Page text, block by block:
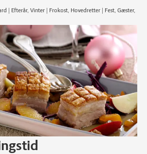
| Efterår, Vinter | Frokost, Hovedretter | Fest, Gæster,